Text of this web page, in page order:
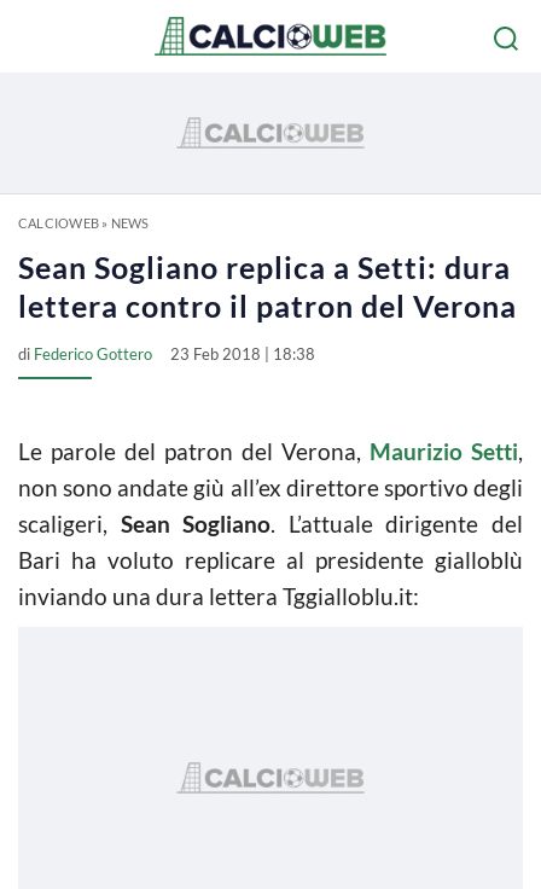
CALCIOWEB» NEWS
Sean Sogliano replica a Setti: dura
lettera contro il patron del Verona
di Federico Gottero 23 Feb 2018 | 18:38
Le parole del patron del Verona, Maurizio Setti,
non sono andate giù all’ex direttore sportivo degli
scaligeri, Sean Sogliano. L’attuale dirigente del
Bari ha voluto replicare al presidente gialloblù
inviando una dura lettera Tggialloblu.it: